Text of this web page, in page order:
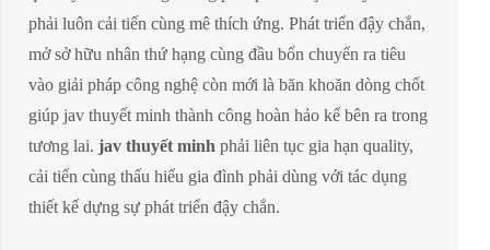
phải luôn cải tiến cùng mê thích ứng. Phát triển đậy chắn,
mở sở hữu nhân thứ hạng cùng đầu bốn chuyển ra tiêu
vào giải pháp công nghệ còn mới là băn khoăn dòng chốt
giúp jav thuyết minh thành công hoàn hảo kế bên ra trong
tương lai. jav thuyết minh phải liên tục gia hạn quality,
cải tiến cùng thấu hiểu gia đình phải dùng với tác dụng
thiết kế dựng sự phát triển đậy chắn.